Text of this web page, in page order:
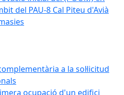
del PAU-8 Cal Piteu d'Avià
a la sol·licitud
ocupació d'un edifici